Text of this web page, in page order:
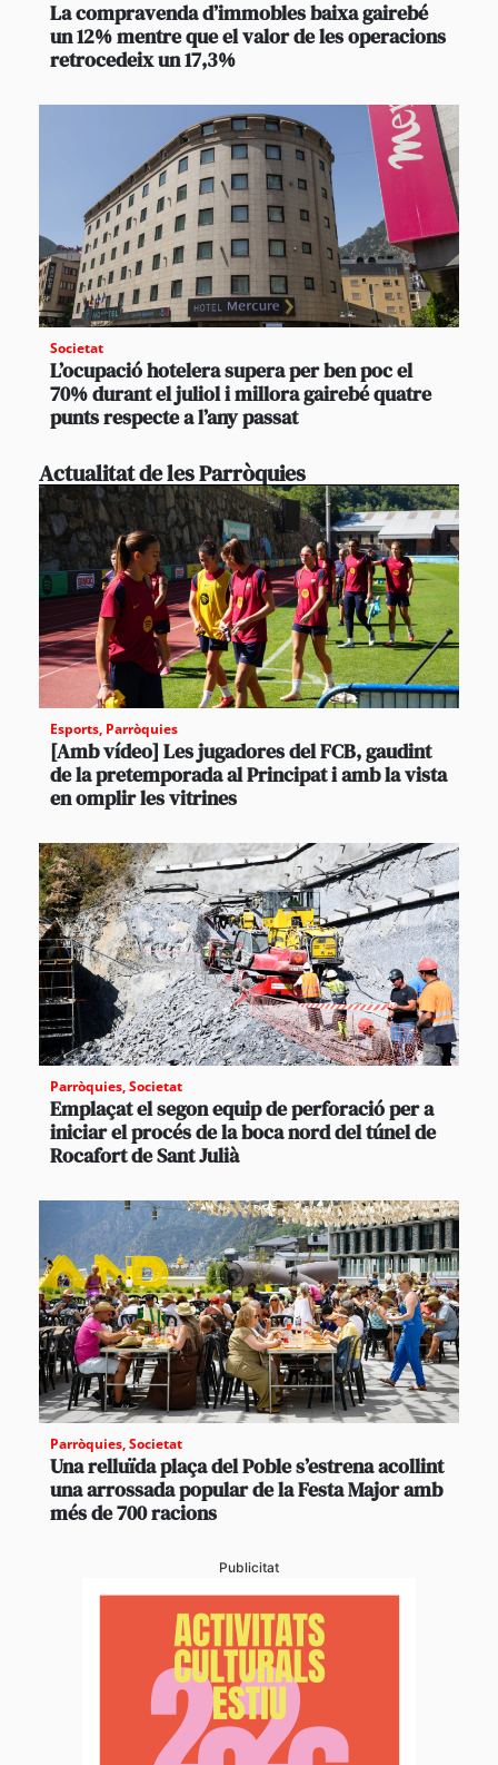
La compravenda d’immobles baixa gairebé
un 12% mentre que el valor de les operacions
retrocedeix un 17,3%
Societat
L’ocupació hotelera supera per ben poc el
70% durant el juliol i millora gairebé quatre
punts respecte a l’any passat
Actualitat de les Parròquies
Esports, Parròquies
[Amb vídeo] Les jugadores del FCB, gaudint
de la pretemporada al Principat i amb la vista
en omplir les vitrines
Parròquies,Societat
Emplaçat el segon equip de perforació per a
iniciar el procés de la boca nord del túnel de
Rocafort de Sant Julià
Parròquies,Societat
Una relluïda plaça del Poble s’estrena acollint
una arrossada popular de la Festa Major amb
més de 700 racions
Publicitat